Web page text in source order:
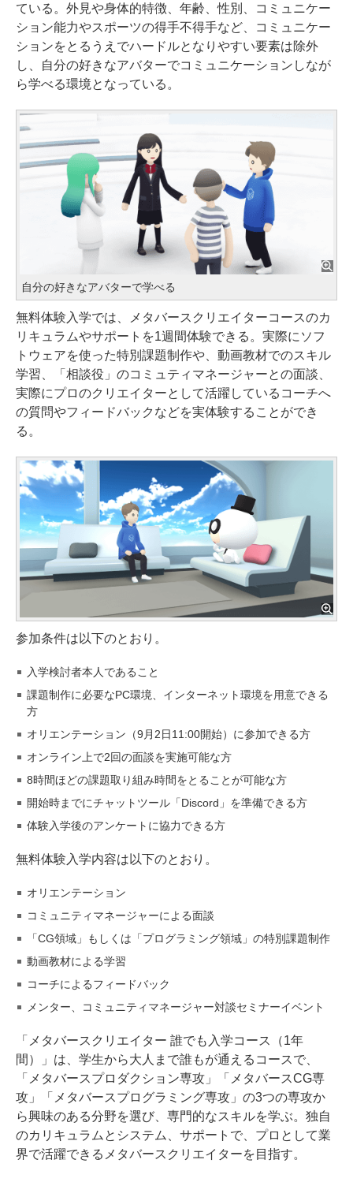
ている。外見や身体的特徴、年齢、性別、コミュニケー
ション能力やスポーツの得手不得手など、コミュニケー
ションをとるうえでハードルとなりやすい要素は除外
し、自分の好きなアバターでコミュニケーションしなが
ら学べる環境となっている。
自分の好きなアバターで学べる
無料体験入学では、メタバースクリエイターコースのカ
リキュラムやサポートを1週間体験できる。実際にソフ
トウェアを使った特別課題制作や、動画教材でのスキル
学習、「相談役」のコミュティマネージャーとの面談、
実際にプロのクリエイターとして活躍しているコーチへ
の質問やフィードバックなどを実体験することができ
る。
参加条件は以下のとおり。
入学検討者本人であること
課題制作に必要なPC環境、インターネット環境を用意できる
方
オリエンテーション（9月2日11:00開始）に参加できる方
オンライン上で2回の面談を実施可能な方
8時間ほどの課題取り組み時間をとることが可能な方
開始時までにチャットツール「Discord」を準備できる方
体験入学後のアンケートに協力できる方
無料体験入学内容は以下のとおり。
オリエンテーション
コミュニティマネージャーによる面談
「CG領域」もしくは「プログラミング領域」の特別課題制作
動画教材による学習
コーチによるフィードバック
メンター、コミュニティマネージャー対談セミナーイベント
「メタバースクリエイター 誰でも入学コース（1年
間）」は、学生から大人まで誰もが通えるコースで、
「メタバースプロダクション専攻」「メタバースCG専
攻」「メタバースプログラミング専攻」の3つの専攻か
ら興味のある分野を選び、専門的なスキルを学ぶ。独自
のカリキュラムとシステム、サポートで、プロとして業
界で活躍できるメタバースクリエイターを目指す。